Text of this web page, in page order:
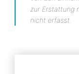
zur Erstattung
nicht erfasst.